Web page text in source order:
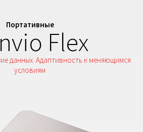
Портативные
Flex
данных. Адаптивность к меняющимся
условиям